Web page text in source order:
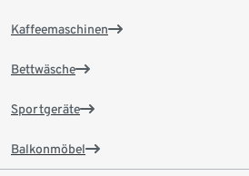
Kaffeemaschinen
Bettwäsche
Sportgeräte
Balkonmöbel